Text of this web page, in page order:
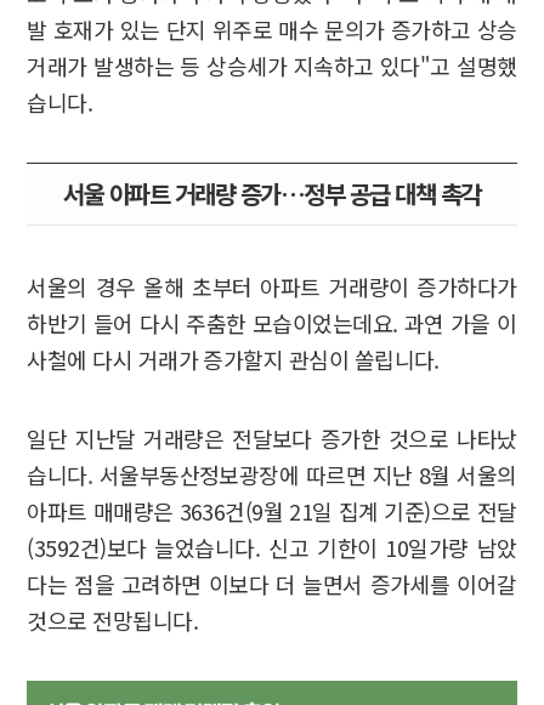
발 호재가 있는 단지 위주로 매수 문의가 증가하고 상승
거래가 발생하는 등 상승세가 지속하고 있다"고 설명했
습니다.
서울 아파트 거래량 증가…정부 공급 대책 촉각
서울의 경우 올해 초부터 아파트 거래량이 증가하다가
하반기 들어 다시 주춤한 모습이었는데요. 과연 가을 이
사철에 다시 거래가 증가할지 관심이 쏠립니다.
일단 지난달 거래량은 전달보다 증가한 것으로 나타났
습니다. 서울부동산정보광장에 따르면 지난 8월 서울의
아파트 매매량은 3636건(9월 21일 집계 기준)으로 전달
(3592건)보다 늘었습니다. 신고 기한이 10일가량 남았
다는 점을 고려하면 이보다 더 늘면서 증가세를 이어갈
것으로 전망됩니다.